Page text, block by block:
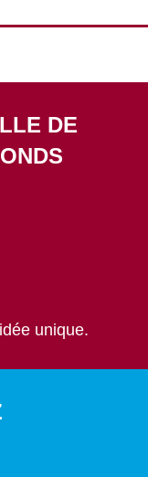
DE
unique.